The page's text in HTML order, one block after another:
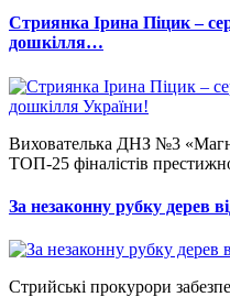
Стриянка Ірина Піцик –
дошкілля…
Вихователька ДНЗ №3
ТОП-25 фіналістів
За незаконну рубку дерев
Стрийські прокурори